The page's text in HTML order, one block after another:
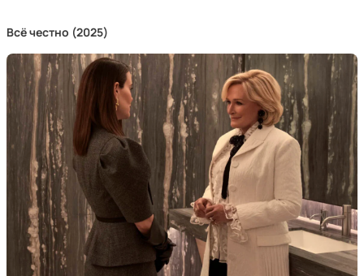
Всё честно (2025)